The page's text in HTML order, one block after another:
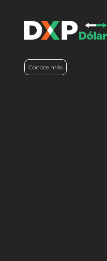
Conoce más